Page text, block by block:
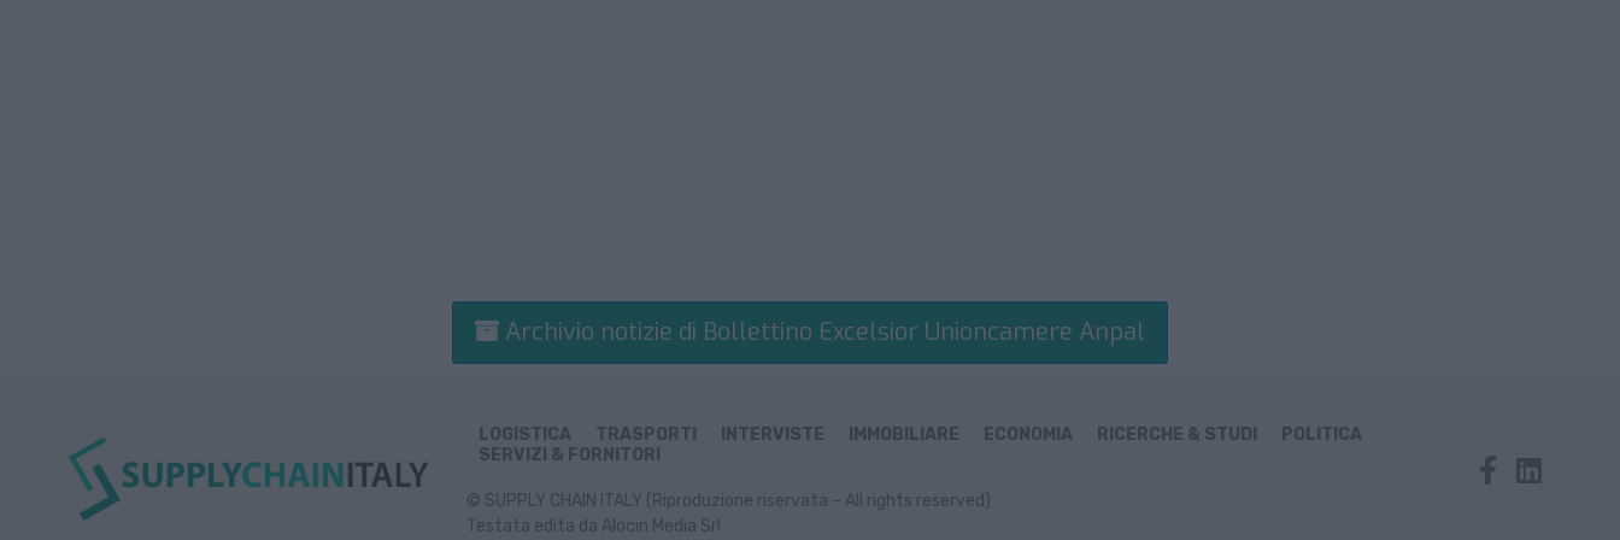
Archivio notizie di Bollettino Excelsior Unioncamere Anpal
LOGISTICA TRASPORTI INTERVISTE IMMOBILIARE ECONOMIA RICERCHE & STUDI
POLITICA
SERVIZI & FORNITORI
© SUPPLY CHAIN ITALY (Riproduzione riservata – All rights reserved)
Testata edita da Alocin Media Srl